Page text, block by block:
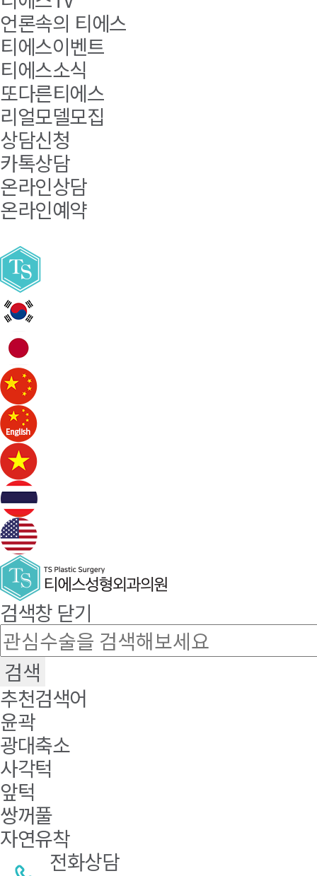
언론속의 티에스
티에스이벤트
티에스소식
또다른티에스
리얼모델모집
상담신청
카톡상담
온라인상담
온라인예약
검색창 닫기
추천검색어
윤곽
광대축소
사각턱
앞턱
쌍꺼풀
자연유착
전화상담